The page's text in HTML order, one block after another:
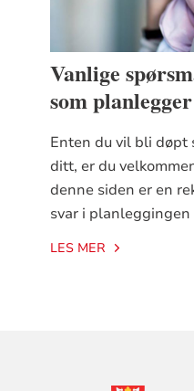
Vanlige
som
Enten du vil bli døpt
ditt, er du
denne siden er en
svar i
LES MER